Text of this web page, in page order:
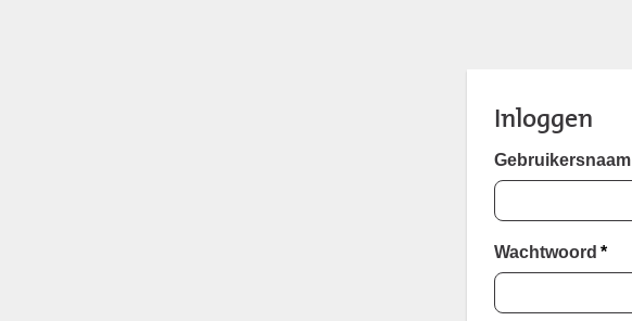
Inloggen
Gebruikersnaam
Wachtwoord *